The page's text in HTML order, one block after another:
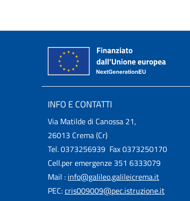
INFO E CONTATTI
Via Matilde di Canossa 21,
26013 Crema (Cr)
Tel. 0373256939 Fax 0373250170
Cell.per emergenze 351 6333079
Mail : info@galileo.galileicrema.it
PEC:cris009009@pec.istruzione.it